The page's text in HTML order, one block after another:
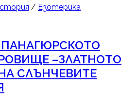
/ Езотерика
–ЗЛАТНОТО
СЛЪНЧЕВИТЕ